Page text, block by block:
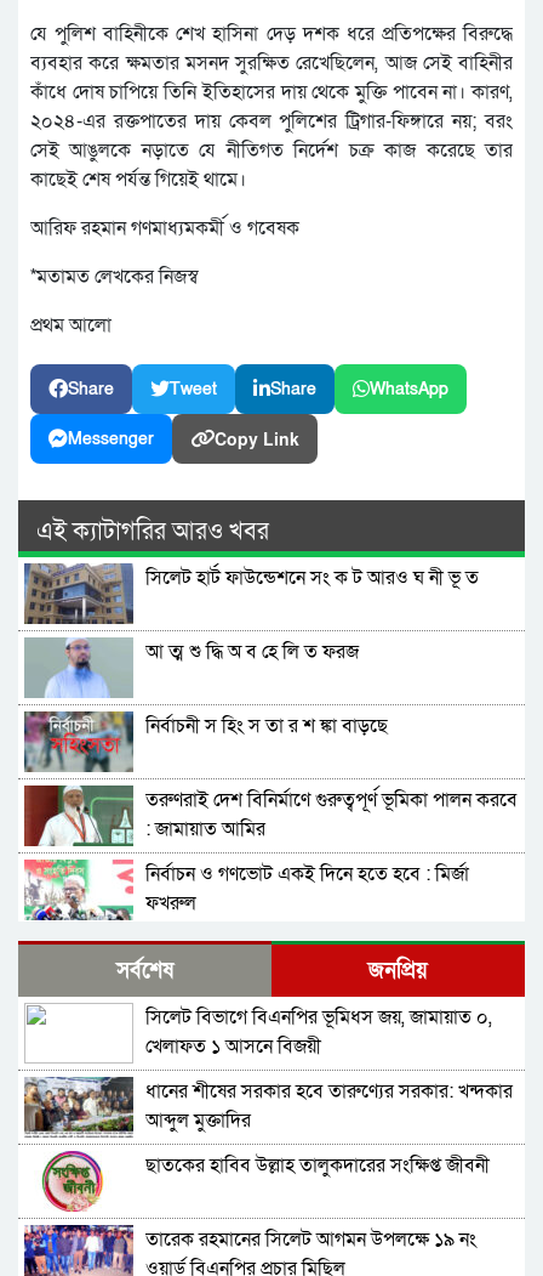
যে পুলিশ বাহিনীকে শেখ হাসিনা দেড় দশক ধরে প্রতিপক্ষের বিরুদ্ধে
ব্যবহার করে ক্ষমতার মসনদ সুরক্ষিত রেখেছিলেন, আজ সেই বাহিনীর
কাঁধে দোষ চাপিয়ে তিনি ইতিহাসের দায় থেকে মুক্তি পাবেন না। কারণ,
২০২৪-এর রক্তপাতের দায় কেবল পুলিশের ট্রিগার-ফিঙ্গারে নয়; বরং
সেই আঙুলকে নড়াতে যে নীতিগত নির্দেশ চক্র কাজ করেছে তার
কাছেই শেষ পর্যন্ত গিয়েই থামে।
আরিফ রহমান গণমাধ্যমকর্মী ও গবেষক
*মতামত লেখকের নিজস্ব
প্রথম আলো
Share Tweet Share WhatsApp
Messenger Copy Link
এই ক্যাটাগরির আরও খবর
সিলেট হার্ট ফাউন্ডেশনে সং ক ট আরও ঘ নী ভূ ত
আ ত্ম শু দ্ধি অ ব হে লি ত ফরজ
নির্বাচনী স হিং স তা র শ ঙ্কা বাড়ছে
তরুণরাই দেশ বিনির্মাণে গুরুত্বপূর্ণ ভূমিকা পালন করবে
: জামায়াত আমির
নির্বাচন ও গণভোট একই দিনে হতে হবে : মির্জা
ফখরুল
নির্বাচন বিরোধীদের ৭ নভেম্বরের চেতনায় পরাজিত
করতে হবে : আমীর খসরু
জামায়াতের আলোচনার প্রস্তাব, যা বললেন বিএনপির
মহাসচিব
সুনামগঞ্জ-১ : ‘চূড়ান্ত মনোনয়ন আমিই পাবো’-
কামরুজ্জামান কামরুল
সাবাস এসএমপির পুলিশ কমিশনার : কালিঘাটে জ ব্দ
জেলা প্রশাসক মহোদয় আপনার ঘুম ভাঙ্গবে কখন!
সর্বশেষ জনপ্রিয়
সিলেট বিভাগে বিএনপির ভূমিধস জয়, জামায়াত ০,
খেলাফত ১ আসনে বিজয়ী
ধানের শীষের সরকার হবে তারুণ্যের সরকার: খন্দকার
আব্দুল মুক্তাদির
ছাতকের হাবিব উল্লাহ তালুকদারের সংক্ষিপ্ত জীবনী
তারেক রহমানের সিলেট আগমন উপলক্ষে ১৯ নং
ওয়ার্ড বিএনপির প্রচার মিছিল